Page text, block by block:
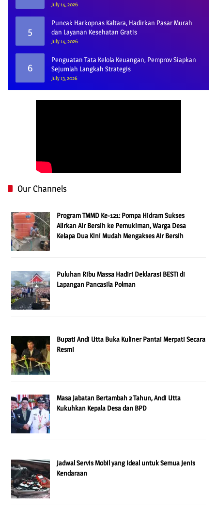
July 14, 2026
5
Puncak Harkopnas Kaltara, Hadirkan Pasar Murah
dan Layanan Kesehatan Gratis
July 14, 2026
6
Penguatan Tata Kelola Keuangan, Pemprov Siapkan
Sejumlah Langkah Strategis
July 13, 2026
Our Channels
Program TMMD Ke-121: Pompa Hidram Sukses
Alirkan Air Bersih ke Pemukiman, Warga Desa
Kelapa Dua Kini Mudah Mengakses Air Bersih
Puluhan Ribu Massa Hadiri Deklarasi BESTi di
Lapangan Pancasila Polman
Bupati Andi Utta Buka Kuliner Pantai Merpati Secara
Resmi
Masa Jabatan Bertambah 2 Tahun, Andi Utta
Kukuhkan Kepala Desa dan BPD
Jadwal Servis Mobil yang Ideal untuk Semua Jenis
Kendaraan